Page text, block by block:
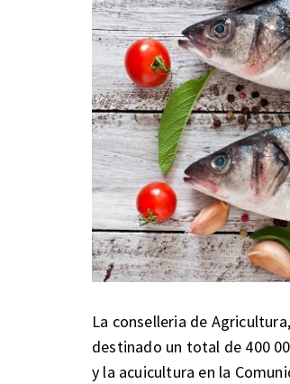
La conselleria de
destinado un total de 400
y la acuicultura en la